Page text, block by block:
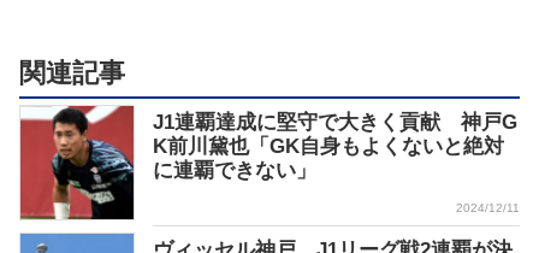
関連記事
J1連覇達成に堅守で大きく貢献 神戸G
K前川黛也「GK自身もよくないと絶対
に連覇できない」
2024/12/11